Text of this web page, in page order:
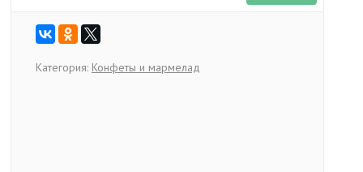
Категория: Конфеты и мармелад